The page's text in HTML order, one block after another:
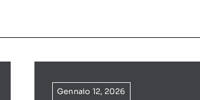
Gennaio 12, 2026